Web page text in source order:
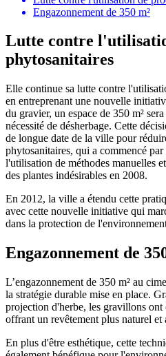
Engazonnement de 350 m²
Lutte contre
phytosanitaires
Elle continue sa lutte contre
en entreprenant une nouvelle
du gravier, un espace de 350 m²
nécessité de désherbage. Cette
de longue date de la ville pour
phytosanitaires, qui a commencé
l'utilisation de méthodes manuelles
des plantes indésirables en 2008.
En 2012, la ville a étendu cette
avec cette nouvelle initiative qui
dans la protection de
Engazonnement de
L’engazonnement de 350 m² au
la stratégie durable mise en place.
projection d'herbe, les gravillons ont
offrant un revêtement plus naturel
En plus d'être esthétique, cette